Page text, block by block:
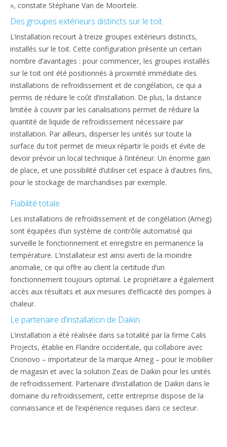
», constate Stéphane Van de Moortele.
Des groupes extérieurs distincts sur le toit
L’installation recourt à treize groupes extérieurs distincts,
installés sur le toit. Cette configuration présente un certain
nombre d’avantages : pour commencer, les groupes installés
sur le toit ont été positionnés à proximité immédiate des
installations de refroidissement et de congélation, ce qui a
permis de réduire le coût d’installation. De plus, la distance
limitée à couvrir par les canalisations permet de réduire la
quantité de liquide de refroidissement nécessaire par
installation. Par ailleurs, disperser les unités sur toute la
surface du toit permet de mieux répartir le poids et évite de
devoir prévoir un local technique à l’intérieur. Un énorme gain
de place, et une possibilité d’utiliser cet espace à d’autres fins,
pour le stockage de marchandises par exemple.
Fiabilité totale
Les installations de refroidissement et de congélation (Arneg)
sont équipées d’un système de contrôle automatisé qui
surveille le fonctionnement et enregistre en permanence la
température. L’installateur est ainsi averti de la moindre
anomalie, ce qui offre au client la certitude d’un
fonctionnement toujours optimal. Le propriétaire a également
accès aux résultats et aux mesures d’efficacité des pompes à
chaleur.
Le partenaire d’installation de Daikin
L’installation a été réalisée dans sa totalité par la firme Calis
Projects, établie en Flandre occidentale, qui collabore avec
Crionovo – importateur de la marque Arneg – pour le mobilier
de magasin et avec la solution Zeas de Daikin pour les unités
de refroidissement. Partenaire d’installation de Daikin dans le
domaine du refroidissement, cette entreprise dispose de la
connaissance et de l’expérience requises dans ce secteur.